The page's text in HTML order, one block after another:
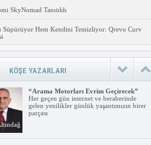
SkyNomad Tanıtıldı
Süpürüyor Hem Kendini Temizliyor: Qrevo Curv
KÖŞE YAZARLARI
“Arama Motorları Evrim Geçirecek”
Her geçen gün internet ve beraberinde
gelen yenilikler günlük yaşantımızın birer
parçası